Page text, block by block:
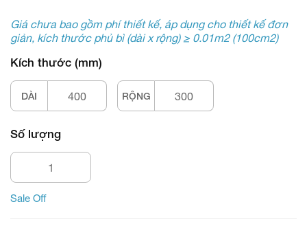
Giá chưa bao gồm phí thiết kế, áp dụng cho thiết kế đơn
giản, kích thước phủ bì (dài x rộng) ≥ 0.01m2 (100cm2)
Kích thước (mm)
DÀI RỘNG
Số lượng
Sale Off